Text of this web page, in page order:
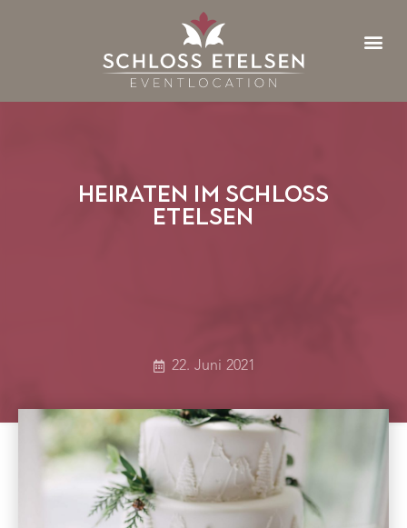
Heiraten im Schloss
Etelsen
22. Juni 2021